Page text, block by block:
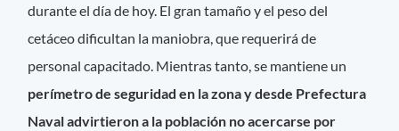
durante el día de hoy. El gran tamaño y el peso del
cetáceo dificultan la maniobra, que requerirá de
personal capacitado. Mientras tanto, se mantiene un
perímetro de seguridad en la zona y desde Prefectura
Naval advirtieron a la población no acercarse por